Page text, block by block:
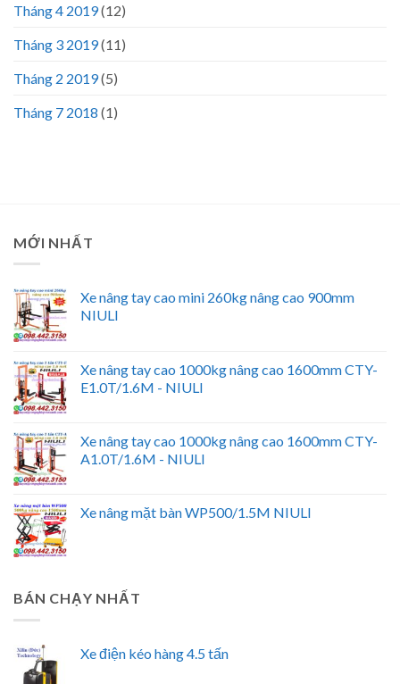
Tháng 4 2019(12)
Tháng 3 2019(11)
Tháng 2 2019(5)
Tháng 7 2018 (1)
MỚI NHẤT
Xe nâng tay cao mini 260kg nâng cao 900mm
NIULI
Xe nâng tay cao 1000kg nâng cao 1600mm CTY-
E1.0T/1.6M - NIULI
Xe nâng tay cao 1000kg nâng cao 1600mm CTY-
A1.0T/1.6M - NIULI
Xe nâng mặt bàn WP500/1.5M NIULI
BÁN CHẠY NHẤT
Xe điện kéo hàng 4.5 tấn